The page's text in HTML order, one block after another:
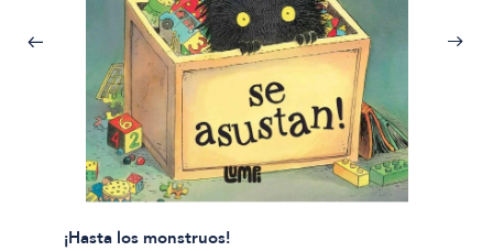
¡Hasta los monstruos!